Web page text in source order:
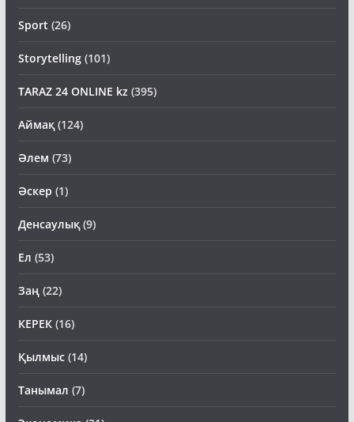
Sport (26)
Storytelling(101)
TARAZ 24 ONLINE kz (395)
Аймақ(124)
Әлем (73)
Әскер (1)
Денсаулық(9)
Ел (53)
Заң (22)
КЕРЕК(16)
Қылмыс(14)
Танымал (7)